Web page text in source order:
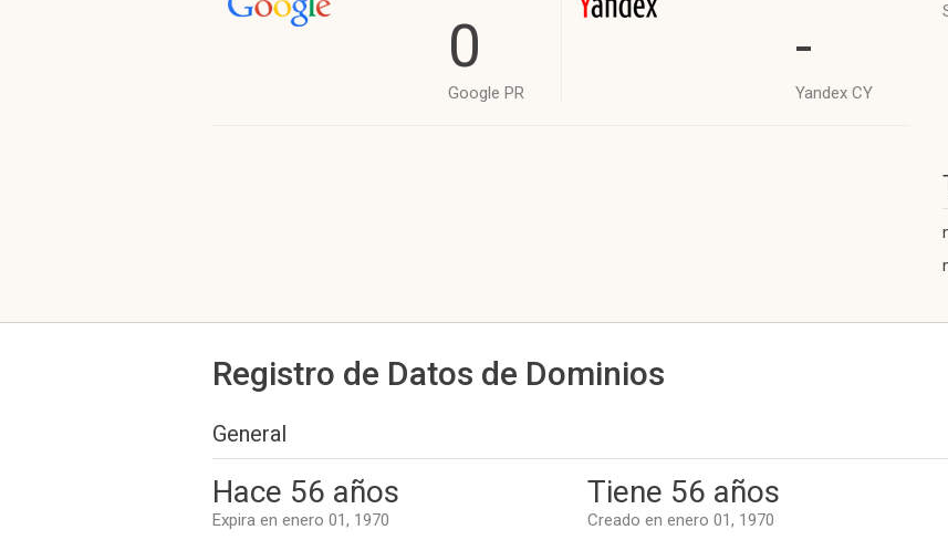
0
Google PR
-
Yandex CY
Registro de Datos de Dominios
General
Hace 56 años
Expira en enero 01, 1970
Tiene 56 años
Creado en enero 01, 1970